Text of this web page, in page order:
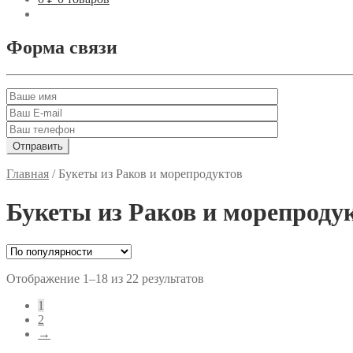
Форма связи
Главная /Букеты из Раков и морепродуктов
Букеты из Раков и
Отображение 1–18 из 22 результатов
1
2
→